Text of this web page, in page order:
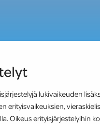
lukivaikeuden
erityisvaikeuksien,
Oikeus erityisjärjestelyihin